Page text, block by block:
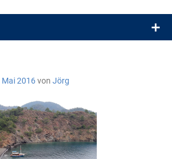
Ein Blog für alle, die gern
Mai 2016von Jörg